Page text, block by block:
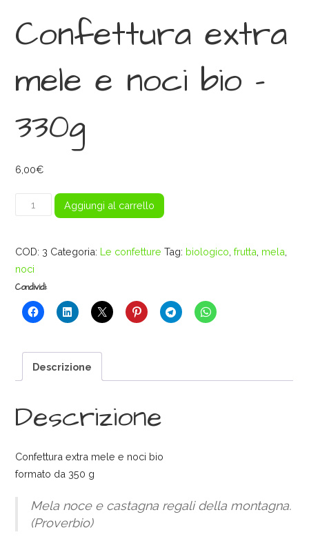
Confettura extra
mele e noci bio –
330g
6,00€
Confettura
e
noci
bio
330g
Aggiungi al carrello
COD: 3 Categoria: Le confetture Tag: biologico ,frutta mela
noci
Condividi:
Descrizione
Descrizione
Confettura extra mele e noci bio
formato da 350 g
Mela noce e castagna regali della montagna.
(Proverbio)